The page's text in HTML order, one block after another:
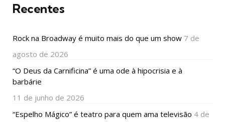
Recentes
Rock na Broadway é muito mais do que um show 7 de
agosto de 2026
“O Deus da Carnificina” é uma ode à hipocrisia e à
barbárie
11 de junho de 2026
“Espelho Mágico” é teatro para quem ama televisão 4 de